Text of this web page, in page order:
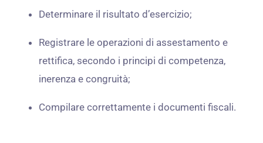
Determinare il risultato d’esercizio;
Registrare le operazioni di assestamento e
rettifica, secondo i principi di competenza,
inerenza e congruità;
Compilare correttamente i documenti fiscali.